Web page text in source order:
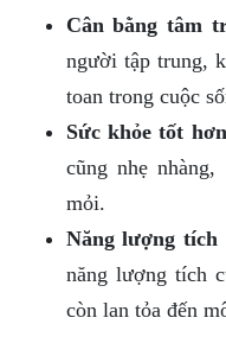
Cân bằng tâm
người tập trung,
toan trong cuộc
Sức khỏe tốt
cũng nhẹ
mỏi.
Năng lượng tích
năng lượng tích
còn lan tỏa đến